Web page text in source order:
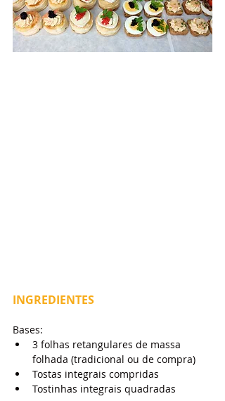
INGREDIENTES
Bases:
3 folhas retangulares de massa
folhada (tradicional ou de compra)
Tostas integrais compridas
Tostinhas integrais quadradas